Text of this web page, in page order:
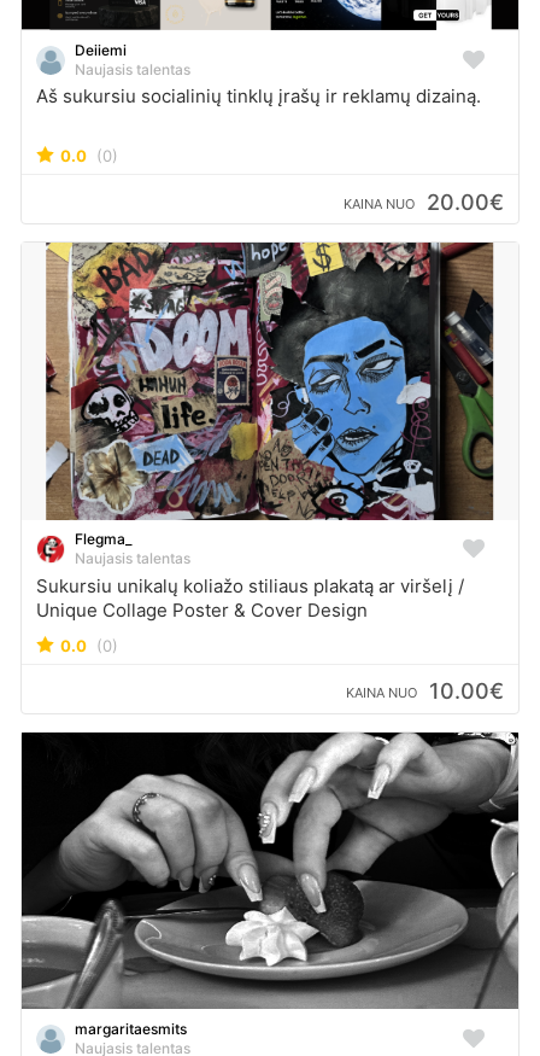
Deiiemi
Naujasis talentas
Aš sukursiu socialinių tinklų įrašų ir reklamų dizainą.
0.0 (0)
KAINA NUO 20.00€
Flegma_
Naujasis talentas
Sukursiu unikalų koliažo stiliaus plakatą ar viršelį /
Unique Collage Poster & Cover Design
0.0 (0)
KAINA NUO 10.00€
margaritaesmits
Naujasis talentas